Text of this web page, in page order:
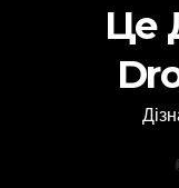
Це